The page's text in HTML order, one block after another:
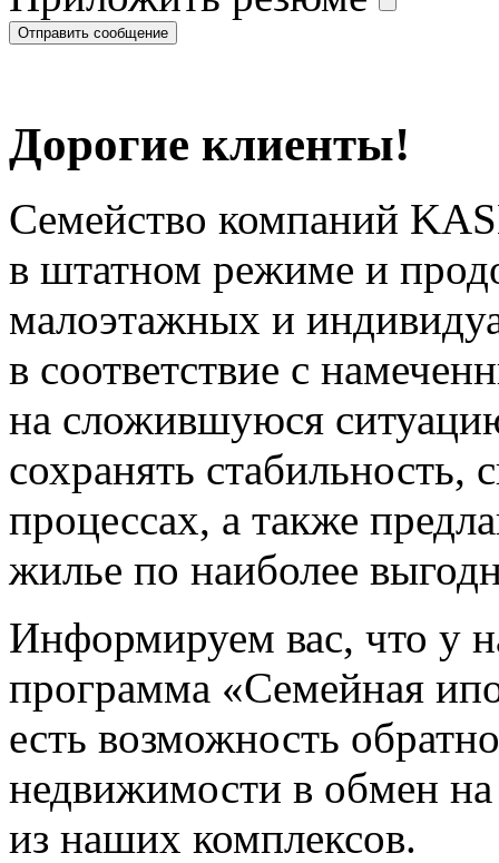
Дорогие клиенты!
Семейство компаний
в штатном режиме и
малоэтажных и
в соответствие с
на сложившуюся
сохранять стабильность,
процессах, а также
жилье по наиболее
Информируем вас, что у
программа «Семейная
есть возможность
недвижимости в обмен
из наших комплексов.